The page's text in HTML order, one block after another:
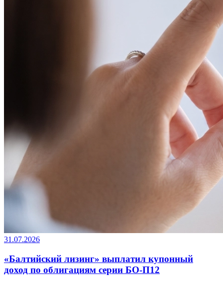
31.07.2026
«Балтийский лизинг» выплатил купонный
доход по облигациям серии БО-П12